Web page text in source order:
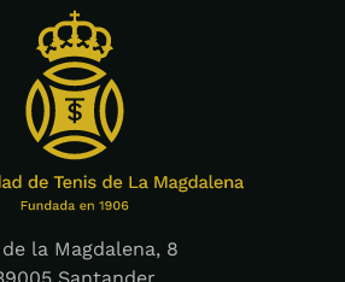
de la Magdalena, 8